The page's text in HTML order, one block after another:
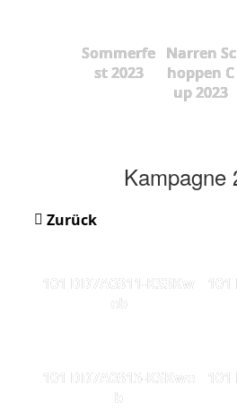
Sommerfe
st 2023
Narren Sc
hoppen C
up 2023
Kampagne
Zurück
101 DD7A0311-KS3Kw
eb
101
101 DD7A0315-KSKwe
b
101